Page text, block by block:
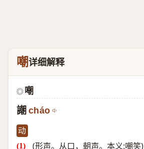
嘲详细解释
◎ 嘲
謿 cháo
动
(形声。从口，朝声。本义:嘲笑)